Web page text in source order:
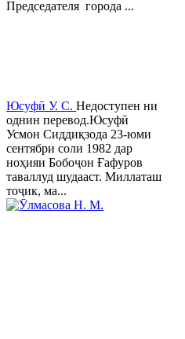
Председателя города ...
Юсуфӣ У. C. Недоступен ни
однин перевод.Юсуфӣ
Усмон Сиддиқзода 23-юми
сентябри соли 1982 дар
ноҳияи Бобоҷон Ғафуров
таваллуд шудааст. Миллаташ
тоҷик, ма...